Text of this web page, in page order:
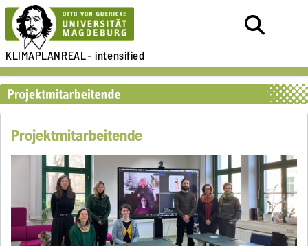
KLIMAPLANREAL- intensified
Projektmitarbeitende